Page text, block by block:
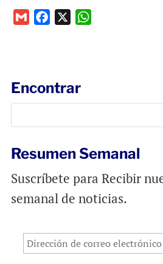
o
k
p
Encontrar
Resumen Semanal
Suscríbete para Recibir
semanal de noticias.